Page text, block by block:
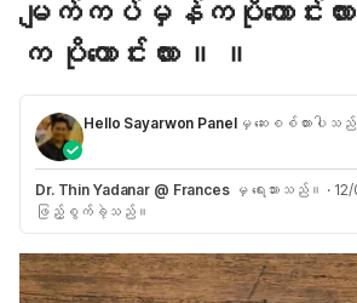
မျက်ကပ်မှန်ကပိုကောင်းလ
က ပိုကောင်းလား ။ ။
Hello Sayarwon Panelမှ ဆေးစစ်ထားပါသည်
Dr. Thin Yadanar @ Francesမှ ရေးသားသည်။ ·
ဖြည့်စွက်ခဲ့သည်။